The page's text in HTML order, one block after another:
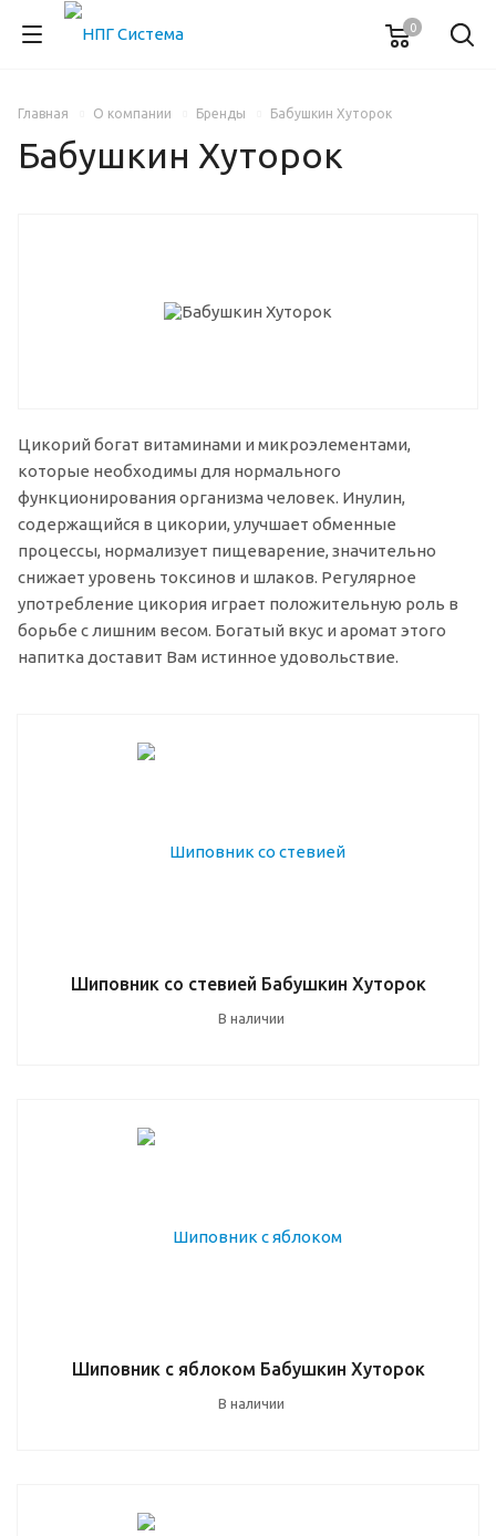
0
Главная О компании Бренды Бабушкин Хуторок
Бабушкин Хуторок
Цикорий богат витаминами и микроэлементами,
которые необходимы для нормального
функционирования организма человек. Инулин,
содержащийся в цикории, улучшает обменные
процессы, нормализует пищеварение, значительно
снижает уровень токсинов и шлаков. Регулярное
употребление цикория играет положительную роль в
борьбе с лишним весом. Богатый вкус и аромат этого
напитка доставит Вам истинное удовольствие.
Шиповник со стевией Бабушкин Хуторок
В наличии
Шиповник с яблоком Бабушкин Хуторок
В наличии